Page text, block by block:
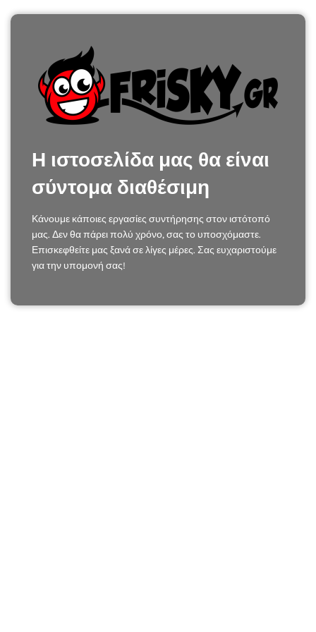
Η ιστοσελίδα μας θα είναι
σύντομα διαθέσιμη
Κάνουμε κάποιες εργασίες συντήρησης στον ιστότοπό
μας. Δεν θα πάρει πολύ χρόνο, σας το υποσχόμαστε.
Επισκεφθείτε μας ξανά σε λίγες μέρες. Σας ευχαριστούμε
για την υπομονή σας!